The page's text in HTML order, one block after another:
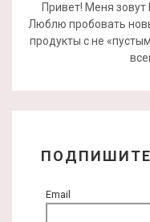
Привет! Меня
Люблю пробовать
продукты с не
Email